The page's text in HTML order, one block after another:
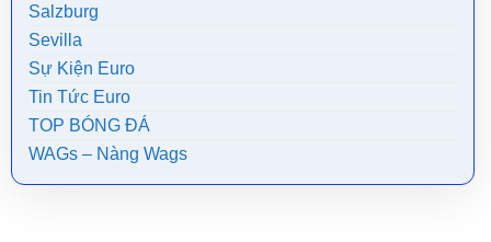
Salzburg
Sevilla
Sự Kiện Euro
Tin Tức Euro
TOP BÓNG ĐÁ
WAGs – Nàng Wags